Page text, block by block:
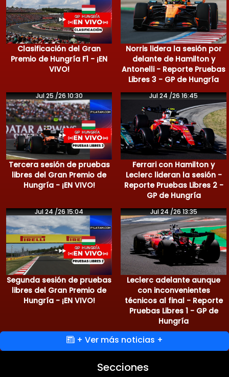
Clasificación del Gran
Premio de Hungría F1 - ¡EN
VIVO!
Norris lidera la sesión por
delante de Hamilton y
Antonelli - Reporte Pruebas
Libres 3 - GP de Hungría
Jul 25 /26 10:30
Tercera sesión de pruebas
libres del Gran Premio de
Hungría - ¡EN VIVO!
Jul 24 /26 16:45
Ferrari con Hamilton y
Leclerc lideran la sesión -
Reporte Pruebas Libres 2 -
GP de Hungría
Jul 24 /26 15:04
Segunda sesión de pruebas
libres del Gran Premio de
Hungría - ¡EN VIVO!
Jul 24 /26 13:35
Leclerc adelante aunque
con inconvenientes
técnicos al final - Reporte
Pruebas Libres 1 - GP de
Hungría
+ Ver más noticias +
Secciones